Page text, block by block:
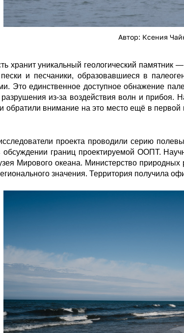
Автор: Ксения
хранит уникальный геологический
и песчаники, образовавшиеся в
Это единственное доступное обнажение
разрушения из-за воздействия волн и прибоя.
обратили внимание на это место ещё в
проекта проводили серию
границ проектируемой ООПТ.
Мирового океана. Министерство природных
значения. Территория получила